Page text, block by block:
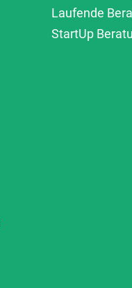
Laufende
StartUp